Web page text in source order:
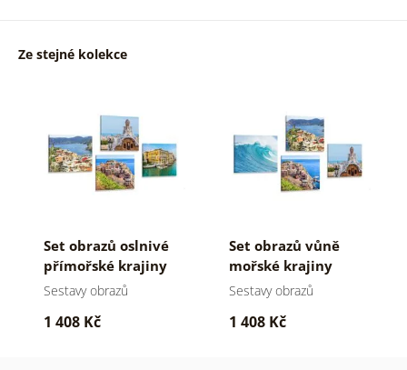
Ze stejné kolekce
Set obrazů oslnivé
přímořské krajiny
Sestavy obrazů
1 408 Kč
Set obrazů vůně
mořské krajiny
Sestavy obrazů
1 408 Kč